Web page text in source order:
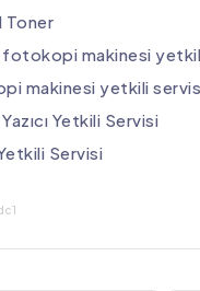
Toner
fotokopi makinesi
makinesi yetkili
Yetkili Servisi
Yetkili Servisi